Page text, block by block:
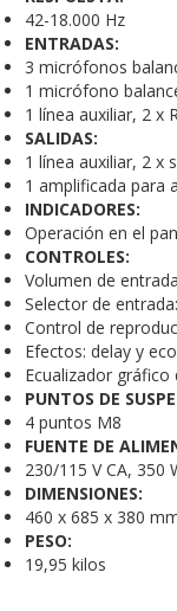
42-18.000 Hz
ENTRADAS:
3 micrófonos
1 micrófono
1 línea auxiliar, 2 x
SALIDAS:
1 línea auxiliar, 2 x
1 amplificada para
INDICADORES:
Operación en el
CONTROLES:
Volumen de
Selector de
Control de
Efectos: delay y eco
Ecualizador gráfico
PUNTOS DE
4 puntos M8
FUENTE DE
230/115 V CA, 350
DIMENSIONES:
460 x 685 x 380
PESO:
19,95 kilos